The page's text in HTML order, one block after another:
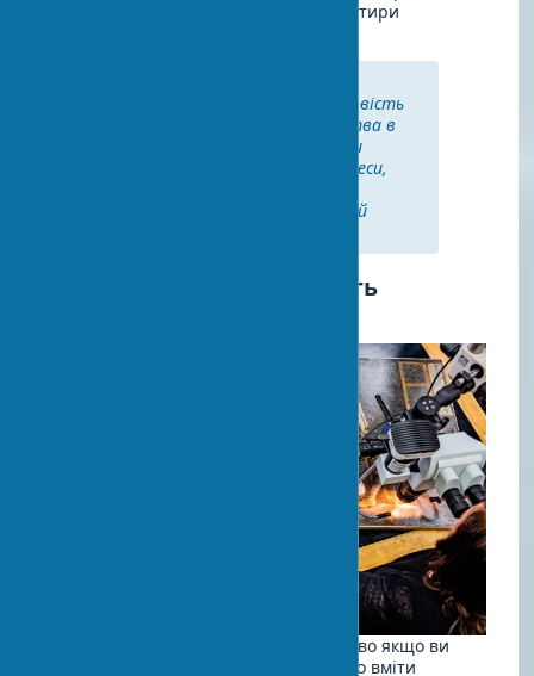
простір, де кожен арт-декор для квартири
подобаються, і будинок розповість
вашу історію. Твори мистецтва в
будинку повинні відображати
життя мешканців, їхні інтереси,
Беркус, відомий американський
Як визначити справжність
При купівлі творів мистецтва, особливо якщо ви
розглядаєте їх як інвестицію, важливо вміти